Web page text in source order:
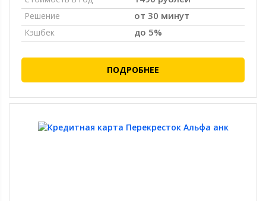
Решение от 30 минут
Кэшбек до 5%
ПОДРОБНЕЕ